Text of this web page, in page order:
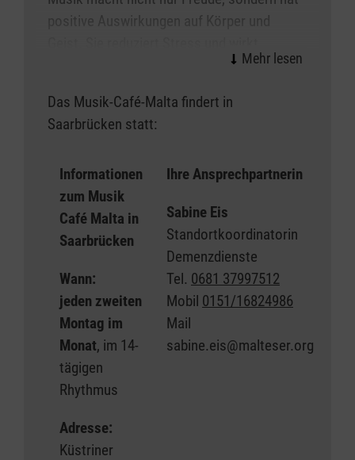
positive Auswirkungen auf Körper und
dadurch positiv auf das Gedächtnis und die
„Mit der richtigen Musik kannst du alles
(unbekannt)
Das Musik-Café-Malta findert in
Saarbrücken statt:
Informationen
zum Musik
Café Malta in
Saarbrücken
Wann:
jeden zweiten
Montag im
Monat, im 14-
tägigen
Rhythmus
Adresse:
Küstriner
Ihre Ansprechpartnerin
Sabine Eis
Standortkoordinatorin
Demenzdienste
Tel. 0681 37997512
Mobil 0151/16824986
Mail
sabine.eis@malteser.org